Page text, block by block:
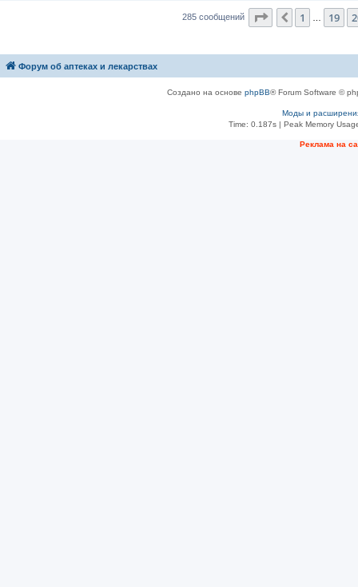
285 сообщений Страница 21из
Пред.
1 19
Форум об аптеках и лекарствах
Создано на основе phpBB® Forum Software ©
Моды и
Time: 0.187s| Peak Memory
Рeклама на